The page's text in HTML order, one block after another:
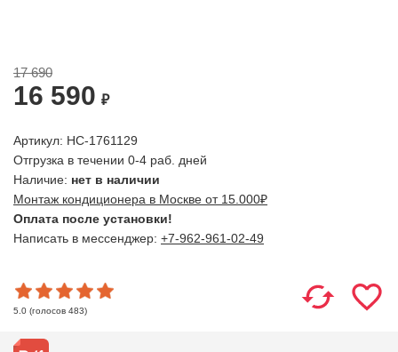
17 690
16 590 ₽
Артикул: НС-1761129
Отгрузка в течении 0-4 раб. дней
Наличие: нет в наличии
Монтаж кондиционера в Москве от 15.000₽
Оплата после установки!
Написать в мессенджер: +7-962-961-02-49
5.0 (голосов 483)